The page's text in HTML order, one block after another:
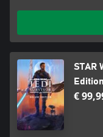
STAR
Edition
€